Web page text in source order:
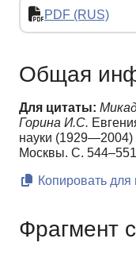
PDF (RUS)
Общая
Для цитаты:
Горина И.С.
науки
Москвы. С.
Копировать для
Фрагмент